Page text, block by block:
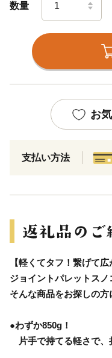
数量
お
支払い方法
【軽くてタフ！繋げて広
ジョイントパレットスノ
そんな商品をお探しの方
●わずか850g！
片手で持てる軽さで、